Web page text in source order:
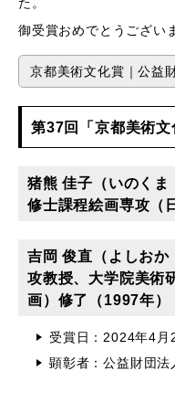
た。
御受賞おめでとうござい
京都美術文化賞｜公益
第37回「京都美術文
猪熊 佳子（いのく
修士課程絵画専攻（
吉岡 俊直（よしおか
攻教授、大学院美術
画）修了（1997年）
受賞日：2024年4月
顕彰者：公益財団法